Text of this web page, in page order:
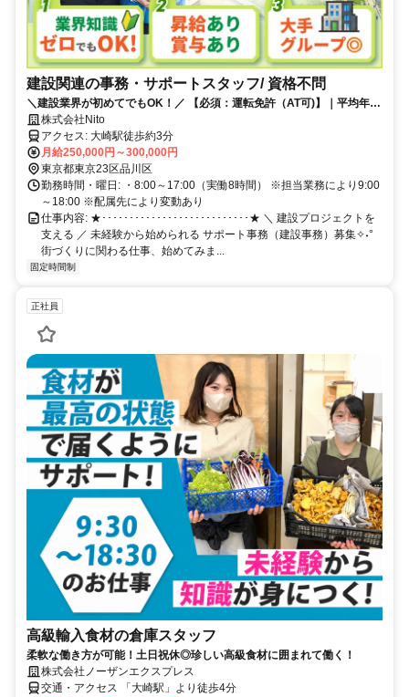
建設関連の事務・サポートスタッフ/ 資格不問
＼建設業界が初めてでもOK！／ 【必須：運転免許（AT可)】｜平均年齢
27歳｜サークル活動・資格支援制度あり｜昇給・賞与あり
株式会社Nito
アクセス: 大崎駅徒歩約3分
月給250,000円～300,000円
東京都東京23区品川区
勤務時間・曜日: ・8:00～17:00（実働8時間） ※担当業務により9:00
～18:00 ※配属先により変動あり
仕事内容: ★･･･････････････････････････★ ＼ 建設プロジェクトを
支える ／ 未経験から始められる サポート事務（建設事務）募集✧˖°
街づくりに関わる仕事、始めてみま...
固定時間制
正社員
高級輸入食材の倉庫スタッフ
柔軟な働き方が可能！土日祝休◎珍しい高級食材に囲まれて働く！
株式会社ノーザンエクスプレス
交通・アクセス 「大崎駅」より徒歩4分